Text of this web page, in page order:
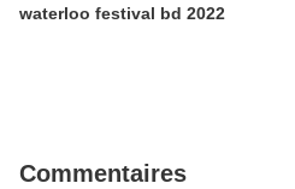
waterloo festival bd 2022
Commentaires